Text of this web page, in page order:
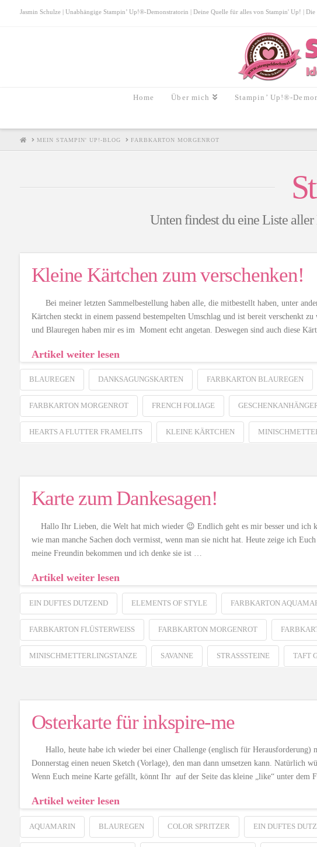
Jasmin Schulze | Unabhängige Stampin’ Up!®-Demonstratorin | Deine Quelle für alles von Stampin' Up! |
Home Über mich Stampin’ Up!®-
HOMEMEIN STAMPIN' UP!-BLOG FARBKARTON MORGENROT
Unten findest du eine Liste
Kleine Kärtchen zum verschenken!
Bei meiner letzten Sammelbestellung haben alle, die mitbestellt haben, unter
Kärtchen steckt in einem passend bestempelten Umschlag und ist bereit
und Blauregen haben mir es im Moment echt angetan. Deswegen sind auch diese
Artikel weiter lesen
BLAUREGEN DANKSAGUNGSKARTEN FARBKARTON BLAUREGEN
FARBKARTON MORGENROT FRENCH FOLIAGE
HEARTS A FLUTTER FRAMELITS KLEINE KÄRTCHEN
Karte zum Dankesagen!
Hallo Ihr Lieben, die Welt hat mich wieder 😉 Endlich geht es mir besser und ich
wie man manche Sachen doch vermisst, wenn man sie nicht hat. Heute zeige ich
meine Freundin bekommen und ich denke sie ist …
Artikel weiter lesen
EIN DUFTES DUTZEND ELEMENTS OF STYLE FARBKARTON
FARBKARTON FLÜSTERWEISS FARBKARTON MORGENROT
MINISCHMETTERLINGSTANZE SAVANNE STRASSSTEINE TAFT
Osterkarte für inkspire-me
Hallo, heute habe ich wieder bei einer Challenge (englisch für Herausforderung)
Donnerstag einen neuen Sketch (Vorlage), den man dann umsetzen kann. Natürlich
Wenn Euch meine Karte gefällt, könnt Ihr auf der Seite das kleine „like“ unter dem
Artikel weiter lesen
AQUAMARIN BLAUREGEN COLOR SPRITZER EIN DUFTES